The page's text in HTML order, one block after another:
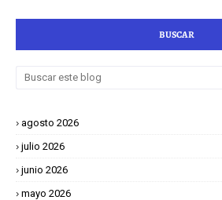
BUSCAR
agosto 2026
julio 2026
junio 2026
mayo 2026